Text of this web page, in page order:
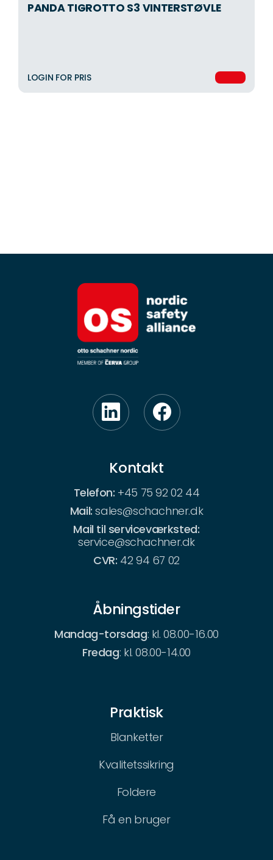
PANDA TIGROTTO S3 VINTERSTØVLE
LOGIN FOR PRIS
Kontakt
Telefon: +45 75 92 02 44
Mail:sales@schachner.dk
Mail til serviceværksted:
service@schachner.dk
CVR: 42 94 67 02
Åbningstider
Mandag-torsdag: kl. 08.00-16.00
Fredag: kl. 08.00-14.00
Praktisk
Blanketter
Kvalitetssikring
Foldere
Få en bruger